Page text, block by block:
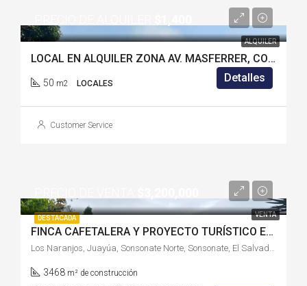
ALQUILER
LOCAL EN ALQUILER ZONA AV. MASFERRER, COLONIA ESCALÓN – SS247AI
50 m2 LOCALES Detalles
Customer Service
DESTACADA VENTA
FINCA CAFETALERA Y PROYECTO TURÍSTICO EN VENTA EN LOS NARANJOS, JUAYÚA, SONSONATE-S2726RC
Los Naranjos, Juayúa, Sonsonate Norte, Sonsonate, El Salvador
3468 m² de construcción